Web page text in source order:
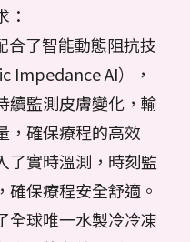
：
合了智能動態阻抗技
Impedance AI），
續監測皮膚變化，輸
，確保療程的高效
了實時溫測，時刻監
確保療程安全舒適。
全球唯一水製冷冷凍